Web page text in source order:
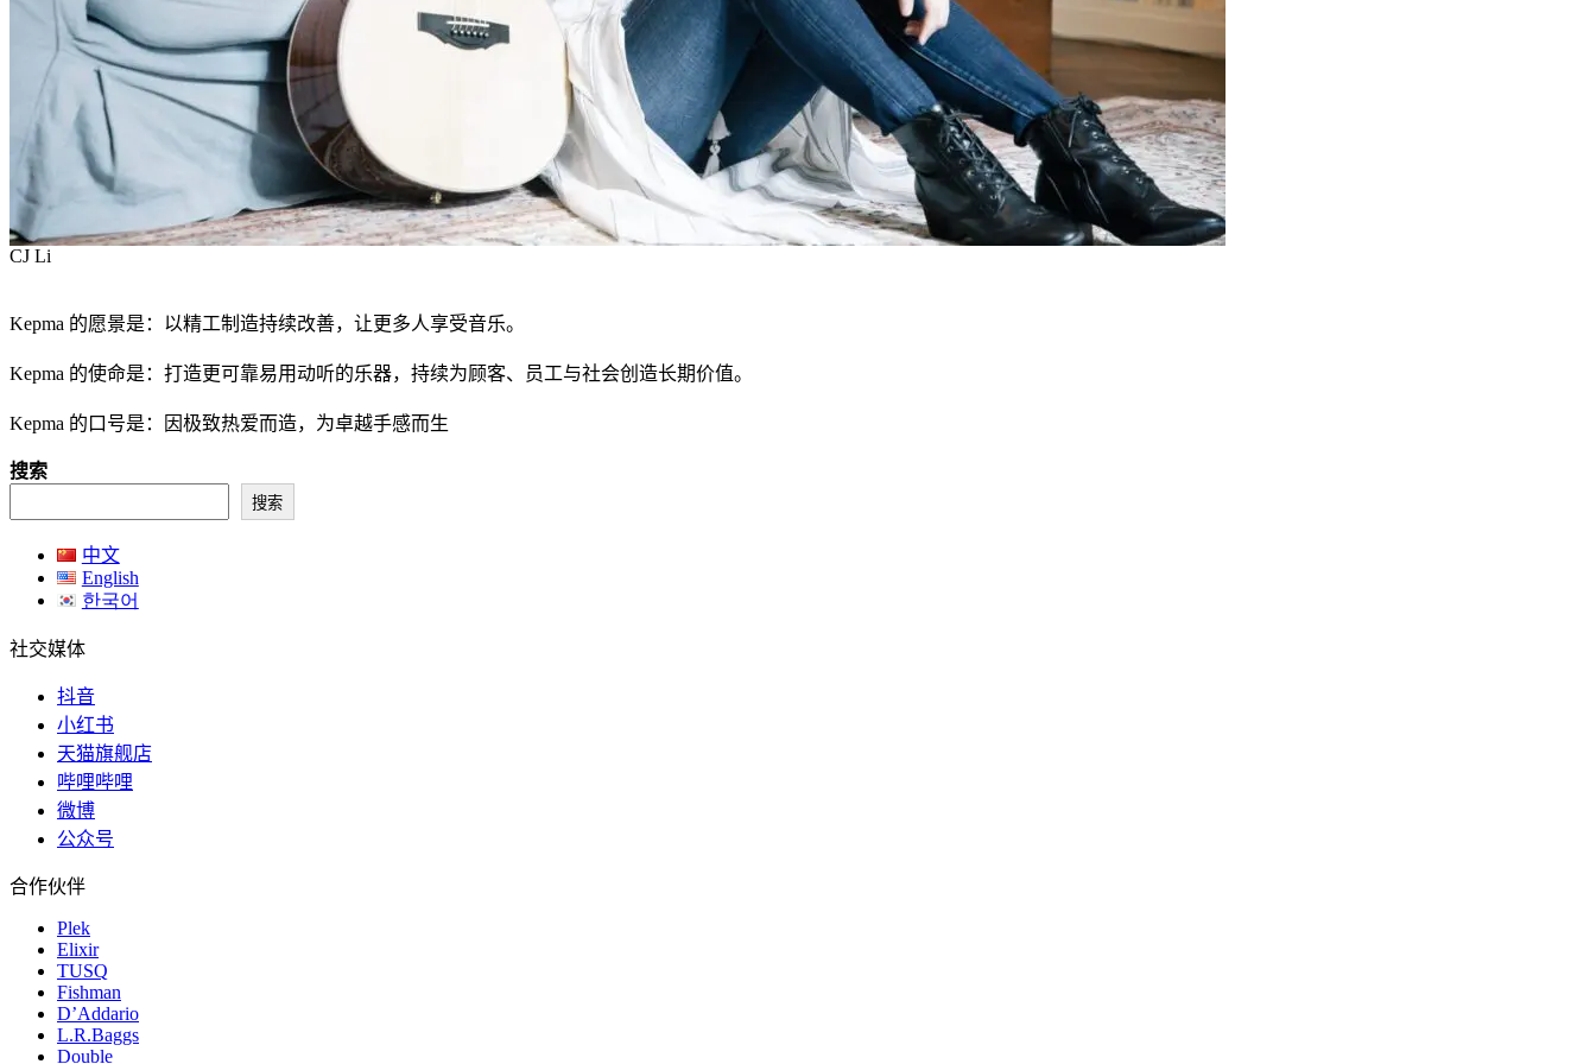
CJ Li
Kepma 的愿景是：以精工制造持续改善，让更多人享受音乐。
Kepma 的使命是：打造更可靠易用动听的乐器，持续为顾客、员工与社会创造长期价值。
Kepma 的口号是：因极致热爱而造，为卓越手感而生
搜索
搜索
中文
English
한국어
社交媒体
抖音
小红书
天猫旗舰店
哔哩哔哩
微博
公众号
合作伙伴
Plek
Elixir
TUSQ
Fishman
D’Addario
L.R.Baggs
Double